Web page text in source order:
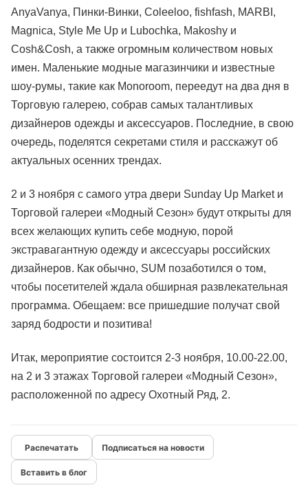
AnyaVanya, Пинки-Винки, Coleeloo, fishfash, MARBI,
Magnica, Style Me Up и Lubochka, Makoshy и
Cosh&Cosh, а также огромным количеством новых
имен. Маленькие модные магазинчики и известные
шоу-румы, такие как Monoroom, переедут на два дня в
Торговую галерею, собрав самых талантливых
дизайнеров одежды и аксессуаров. Последние, в свою
очередь, поделятся секретами стиля и расскажут об
актуальных осенних трендах.
2 и 3 ноября с самого утра двери Sunday Up Market и
Торговой галереи «Модный Сезон» будут открыты для
всех желающих купить себе модную, порой
экстравагантную одежду и аксессуары российских
дизайнеров. Как обычно, SUM позаботился о том,
чтобы посетителей ждала обширная развлекательная
программа. Обещаем: все пришедшие получат свой
заряд бодрости и позитива!
Итак, мероприятие состоится 2-3 ноября, 10.00-22.00,
на 2 и 3 этажах Торговой галереи «Модный Сезон»,
расположенной по адресу Охотный Ряд, 2.
Подписаться на новости
Вставить в блог